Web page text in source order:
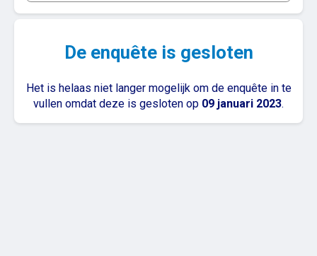
De enquête is gesloten
Het is helaas niet langer mogelijk om de enquête in te
vullen omdat deze is gesloten op 09 januari 2023.